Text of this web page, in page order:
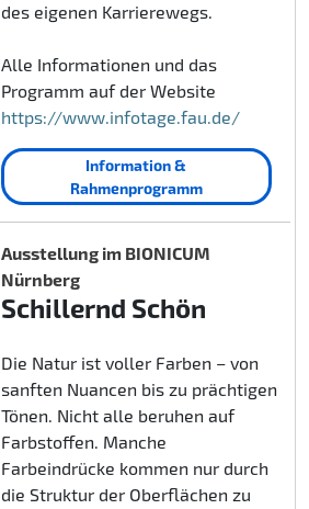
des eigenen Karrierewegs.
Alle Informationen und das
Programm auf der Website
https://www.infotage.fau.de/
Information &
Rahmenprogramm
Ausstellung im BIONICUM
Nürnberg
Schillernd Schön
Die Natur ist voller Farben – von
sanften Nuancen bis zu prächtigen
Tönen. Nicht alle beruhen auf
Farbstoffen. Manche
Farbeindrücke kommen nur durch
die Struktur der Oberflächen zu